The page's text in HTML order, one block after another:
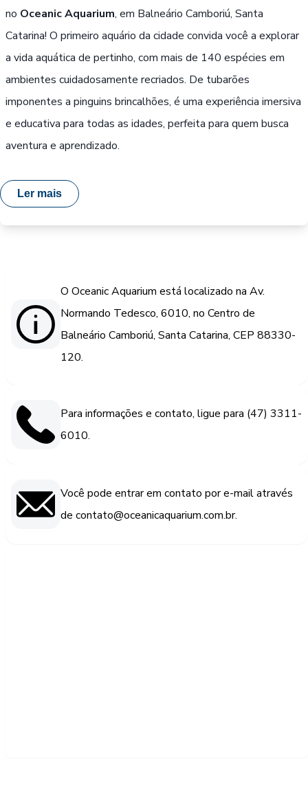
no Oceanic Aquarium, em Balneário Camboriú, Santa
Catarina! O primeiro aquário da cidade convida você a explorar
a vida aquática de pertinho, com mais de 140 espécies em
ambientes cuidadosamente recriados. De tubarões
imponentes a pinguins brincalhões, é uma experiência imersiva
e educativa para todas as idades, perfeita para quem busca
aventura e aprendizado.
Ler mais
O Oceanic Aquarium está localizado na Av.
Normando Tedesco, 6010, no Centro de
Balneário Camboriú, Santa Catarina, CEP 88330-
120.
Para informações e contato, ligue para (47) 3311-
6010.
Você pode entrar em contato por e-mail através
de contato@oceanicaquarium.com.br.